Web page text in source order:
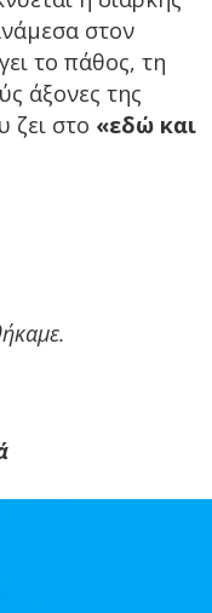
στον
το πάθος, τη
άξονες της
στο «εδώ και